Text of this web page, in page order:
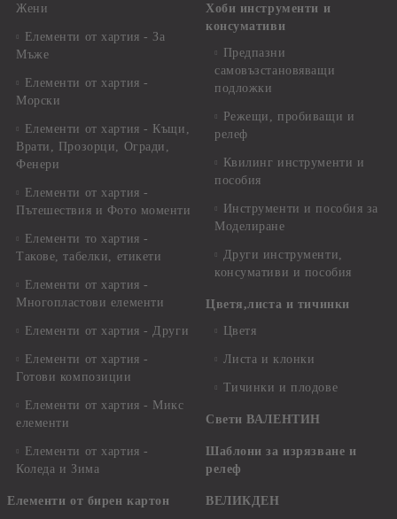
Жени
Елементи от хартия - За
Мъже
Елементи от хартия -
Морски
Елементи от хартия - Къщи,
Врати, Прозорци, Огради,
Фенери
Елементи от хартия -
Пътешествия и Фото моменти
Елементи то хартия -
Такове, табелки, етикети
Елементи от хартия -
Многопластови елементи
Елементи от хартия - Други
Елементи от хартия -
Готови композиции
Елементи от хартия - Микс
елементи
Елементи от хартия -
Коледа и Зима
Елементи от бирен картон
Хоби инструменти и
консумативи
Предпазни
самовъзстановяващи
подложки
Режещи, пробиващи и
релеф
Квилинг инструменти и
пособия
Инструменти и пособия за
Моделиране
Други инструменти,
консумативи и пособия
Цветя,листа и тичинки
Цветя
Листа и клонки
Тичинки и плодове
Свети ВАЛЕНТИН
Шаблони за изрязване и
релеф
ВЕЛИКДЕН